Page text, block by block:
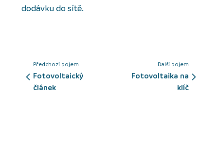
dodávku do sítě.
Předchozí pojem
fotovoltaický
článek
Další pojem
fotovoltaika na
klíč